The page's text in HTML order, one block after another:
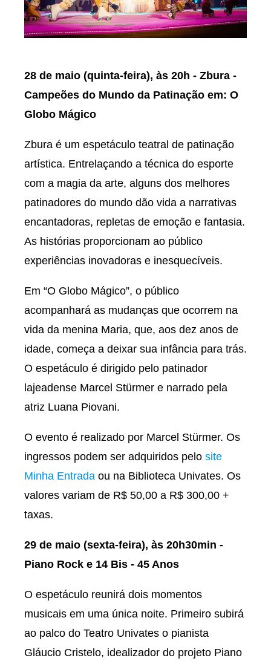
28 de maio (quinta-feira), às 20h - Zbura -
Campeões do Mundo da Patinação em: O
Globo Mágico
Zbura é um espetáculo teatral de patinação
artística. Entrelaçando a técnica do esporte
com a magia da arte, alguns dos melhores
patinadores do mundo dão vida a narrativas
encantadoras, repletas de emoção e fantasia.
As histórias proporcionam ao público
experiências inovadoras e inesquecíveis.
Em “O Globo Mágico”, o público
acompanhará as mudanças que ocorrem na
vida da menina Maria, que, aos dez anos de
idade, começa a deixar sua infância para trás.
O espetáculo é dirigido pelo patinador
lajeadense Marcel Stürmer e narrado pela
atriz Luana Piovani.
O evento é realizado por Marcel Stürmer. Os
ingressos podem ser adquiridos pelo site
Minha Entrada ou na Biblioteca Univates. Os
valores variam de R$ 50,00 a R$ 300,00 +
taxas.
29 de maio (sexta-feira), às 20h30min -
Piano Rock e 14 Bis - 45 Anos
O espetáculo reunirá dois momentos
musicais em uma única noite. Primeiro subirá
ao palco do Teatro Univates o pianista
Gláucio Cristelo, idealizador do projeto Piano